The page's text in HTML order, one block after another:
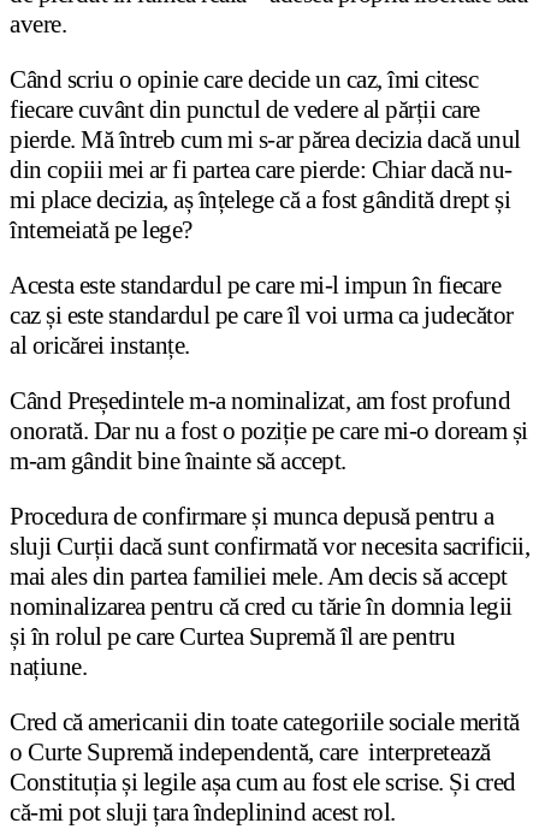
avere.
Când scriu o opinie care decide un caz, îmi citesc
fiecare cuvânt din punctul de vedere al părții care
pierde. Mă întreb cum mi s-ar părea decizia dacă unul
din copiii mei ar fi partea care pierde: Chiar dacă nu-
mi place decizia, aș înțelege că a fost gândită drept și
întemeiată pe lege?
Acesta este standardul pe care mi-l impun în fiecare
caz și este standardul pe care îl voi urma ca judecător
al oricărei instanțe.
Când Președintele m-a nominalizat, am fost profund
onorată. Dar nu a fost o poziție pe care mi-o doream și
m-am gândit bine înainte să accept.
Procedura de confirmare și munca depusă pentru a
sluji Curții dacă sunt confirmată vor necesita sacrificii,
mai ales din partea familiei mele. Am decis să accept
nominalizarea pentru că cred cu tărie în domnia legii
și în rolul pe care Curtea Supremă îl are pentru
națiune.
Cred că americanii din toate categoriile sociale merită
o Curte Supremă independentă, care interpretează
Constituția și legile așa cum au fost ele scrise. Și cred
că-mi pot sluji țara îndeplinind acest rol.